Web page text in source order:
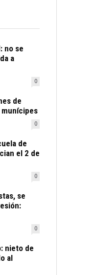
no se
a
0
de
0
de
el 2 de
0
se
0
nieto de
al